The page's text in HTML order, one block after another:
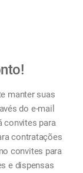
manter suas
do e-mail
convites para
contratações
convites para
e dispensas